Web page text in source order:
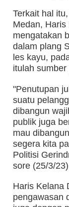
Terkait hal
Medan, Haris
mengatakan
dalam plang
les kayu,
itulah
"Penutupan
suatu
dibangun
publik juga
mau
segera kita
Politisi
sore (25/3/
Haris Kelana
pengawasan